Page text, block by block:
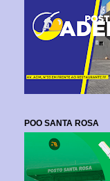
POO SANTA ROSA